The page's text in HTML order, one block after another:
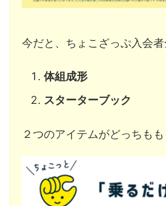
今だと、ちょこざっぷ入会者
体組成形
スターターブック
２つのアイテムがどっちもも